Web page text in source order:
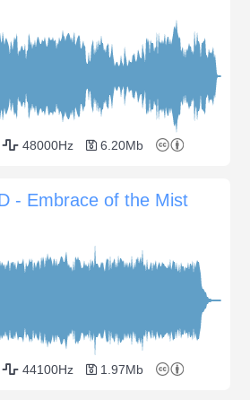
48000Hz 6.20Mb
- Embrace of the Mist
44100Hz 1.97Mb